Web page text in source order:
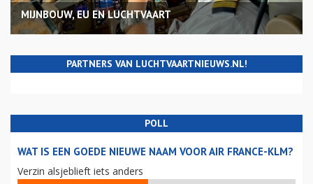
MIJNBOUW, EU EN LUCHTVAART
PARTNERS VAN LUCHTVAARTNIEUWS.NL!
POLL
WAT IS EEN GOEDE NIEUWE NAAM VOOR AIR FRANCE-KLM?
Verzin alsjeblieft iets anders